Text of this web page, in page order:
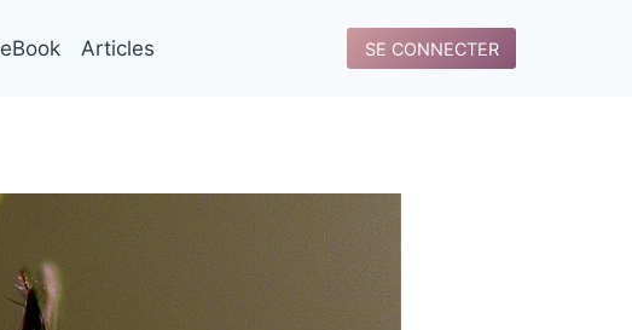
eBook Articles SE CONNECTER